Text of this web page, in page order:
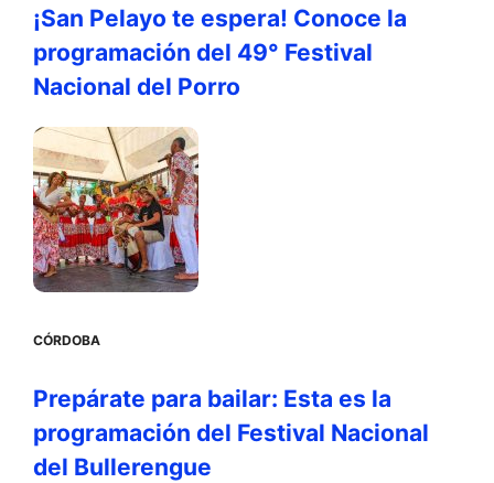
¡San Pelayo te espera! Conoce la
programación del 49° Festival
Nacional del Porro
CÓRDOBA
Prepárate para bailar: Esta es la
programación del Festival Nacional
del Bullerengue